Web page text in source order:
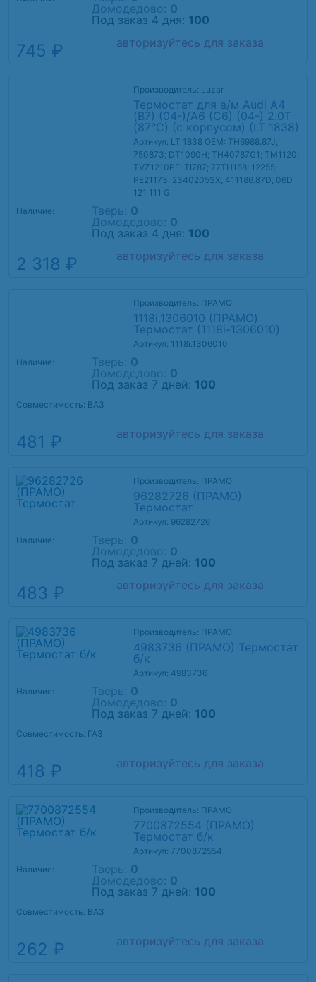
Домодедово: 0
Под заказ 4 дня: 100
745 ₽ авторизуйтесь для заказа
Производитель: Luzar
Термостат для а/м Audi A4
(B7) (04-)/A6 (C6) (04-) 2.0T
(87°C) (с корпусом) (LT 1838)
Артикул: LT 1838 OEM: TH6988.87J;
750873; DT1090H; TH40787G1; TM1120;
TVZ1210PF; TI787; 77TH158; 12255;
PE21173; 2340205SX; 411186.87D; 06D
121 111 G
Наличие:
Тверь: 0
Домодедово: 0
Под заказ 4 дня: 100
2 318 ₽ авторизуйтесь для заказа
Производитель: ПРАМО
1118i.1306010 (ПРАМО)
Термостат (1118i-1306010)
Артикул: 1118i.1306010
Наличие:
Тверь: 0
Домодедово: 0
Под заказ 7 дней: 100
Совместимость: ВАЗ
481 ₽ авторизуйтесь для заказа
Производитель: ПРАМО
96282726 (ПРАМО)
Термостат
Артикул: 96282726
Наличие:
Тверь: 0
Домодедово: 0
Под заказ 7 дней: 100
483 ₽ авторизуйтесь для заказа
Производитель: ПРАМО
4983736 (ПРАМО) Термостат
б/к
Артикул: 4983736
Наличие:
Тверь: 0
Домодедово: 0
Под заказ 7 дней: 100
Совместимость: ГАЗ
418 ₽ авторизуйтесь для заказа
Производитель: ПРАМО
7700872554 (ПРАМО)
Термостат б/к
Артикул: 7700872554
Наличие:
Тверь: 0
Домодедово: 0
Под заказ 7 дней: 100
Совместимость: ВАЗ
262 ₽ авторизуйтесь для заказа